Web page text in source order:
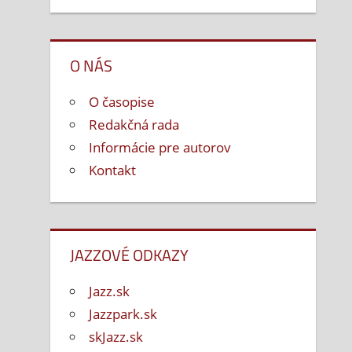
O NÁS
O časopise
Redakčná rada
Informácie pre autorov
Kontakt
JAZZOVÉ ODKAZY
Jazz.sk
Jazzpark.sk
skJazz.sk